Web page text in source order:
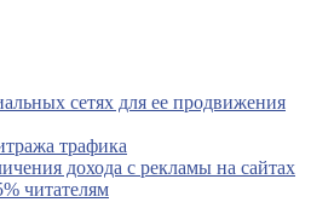
сетях для ее продвижения
трафика
дохода с рекламы на сайтах
читателям